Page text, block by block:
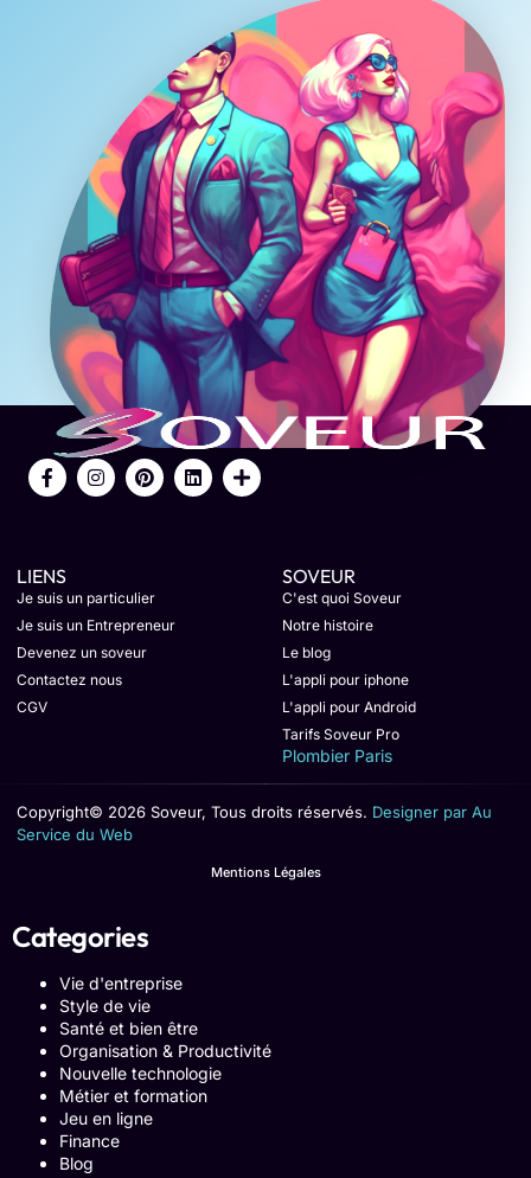
LIENS
Je suis un particulier
Je suis un Entrepreneur
Devenez un soveur
Contactez nous
CGV
SOVEUR
C'est quoi Soveur
Notre histoire
Le blog
L'appli pour iphone
L'appli pour Android
Tarifs Soveur Pro
Plombier Paris
Copyright© 2026 Soveur, Tous droits réservés. Designer par Au
Service du Web
Mentions Légales
Categories
Vie d'entreprise
Style de vie
Santé et bien être
Organisation & Productivité
Nouvelle technologie
Métier et formation
Jeu en ligne
Finance
Blog